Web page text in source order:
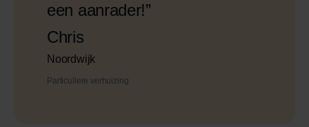
een aanrader!”
Chris
Noordwijk
Particuliere verhuizing